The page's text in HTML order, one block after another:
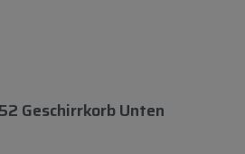
Geschirrkorb Unten